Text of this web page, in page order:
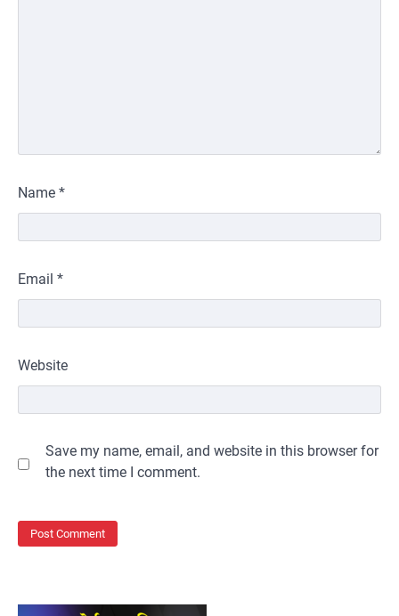
Name *
Email *
Website
Save my name, email, and website in this browser for
the next time I comment.